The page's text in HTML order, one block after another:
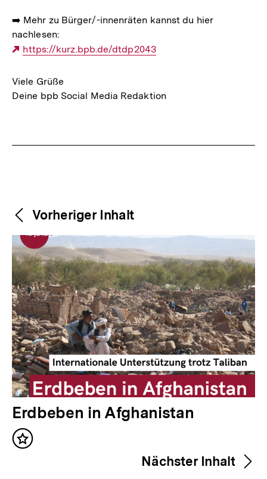
➡️ Mehr zu Bürger/-innenräten kannst du hier
nachlesen:
Externer
https://kurz.bpb.de/dtdp2043
Viele Grüße
Deine bpb Social Media Redaktion
Weitere
Inhalte
Content-
Navigation
Vorheriger Inhalt
V
o
r
Erdbeben in Afghanistan
Inhalt
Nächster Inhalt